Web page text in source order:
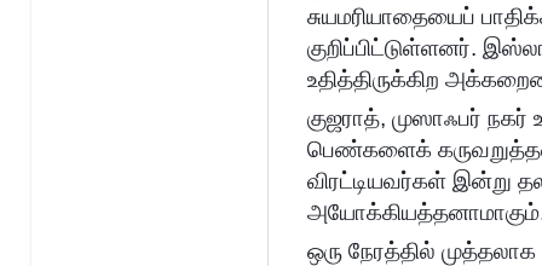
சுயமரியாதையைப்
குறிப்பிட்டுள்ளனர்.
உதித்திருக்கிற
குஜராத், முஸாஃபர்
பெண்களைக்
விரட்டியவர்கள் இன்று
ஒரு நேரத்தில்